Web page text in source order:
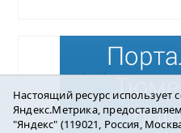
Настоящий ресурс использует
Яндекс.Метрика,
"Яндекс" (119021, Россия,